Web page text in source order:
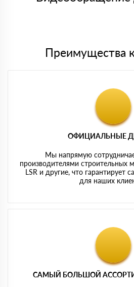
Преимущества
ОФИЦИАЛЬНЫЕ
Мы напрямую
производителями строительных
LSR и другие, что гарантирует
для наших
САМЫЙ БОЛЬШОЙ